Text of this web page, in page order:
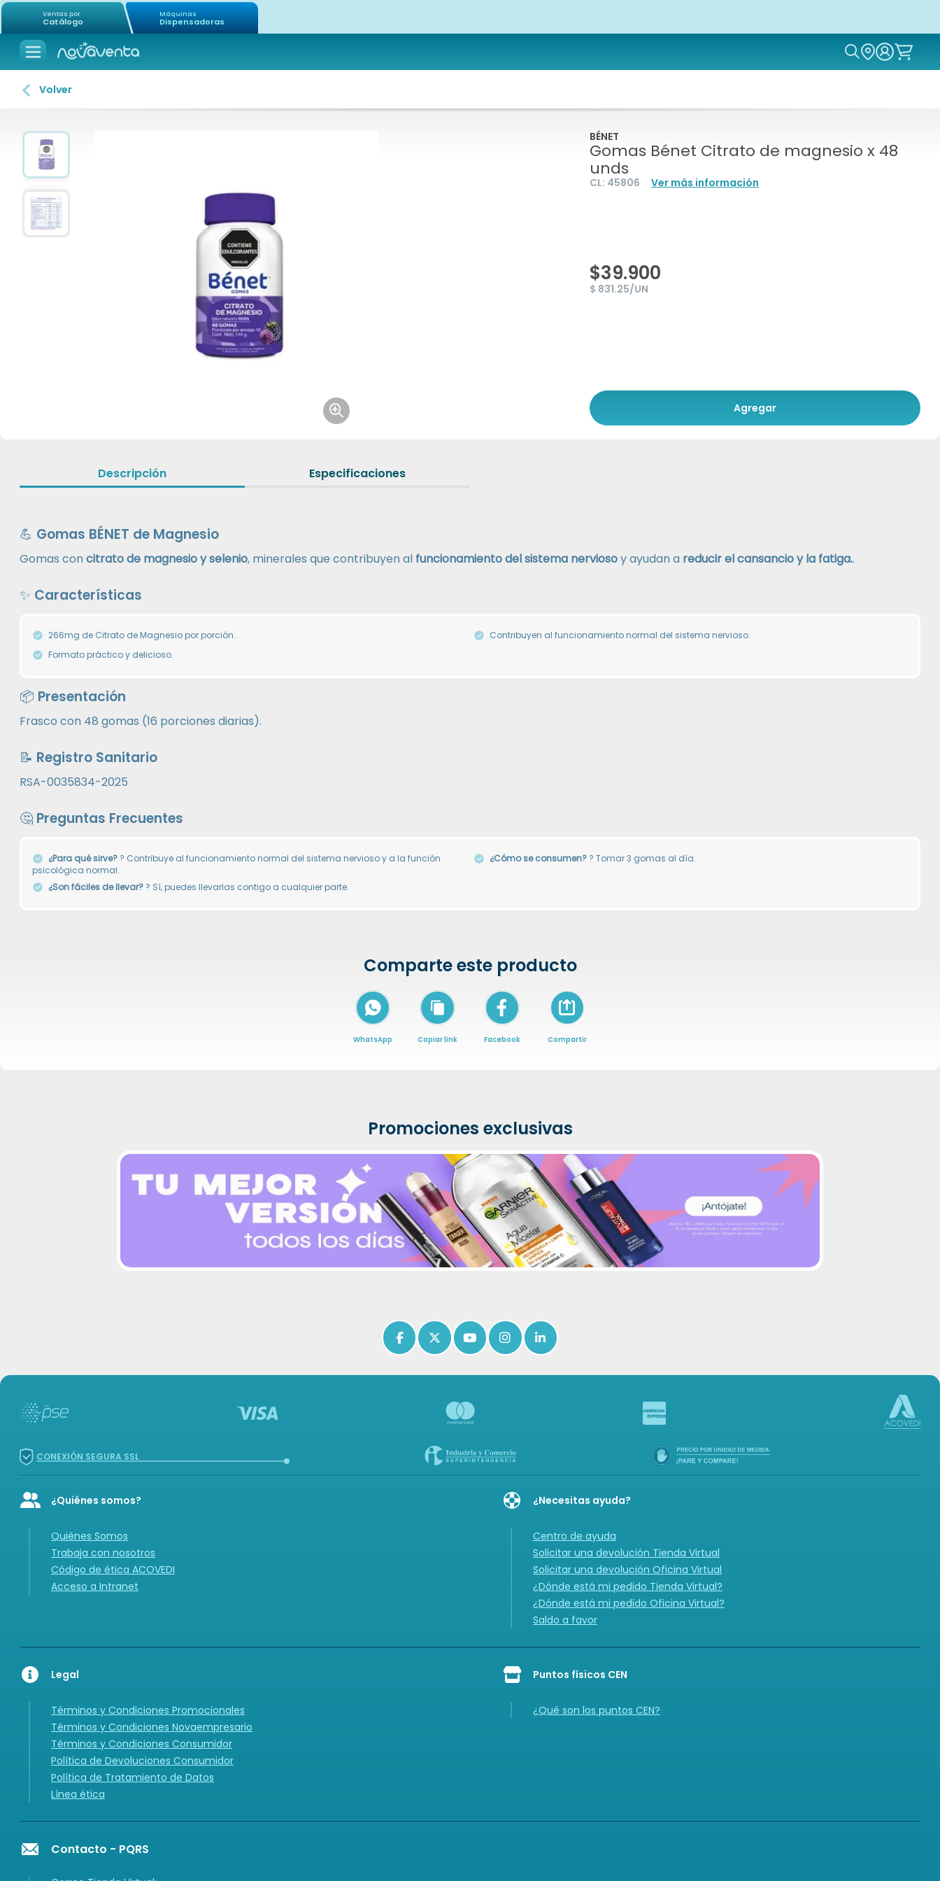
Ventas por
Catálogo
Máquinas
Dispensadoras
Icon of
Volver
Icon of magnifying-glass-plus
BÉNET
Gomas Bénet Citrato de magnesio x 48
unds
CL: 45806 Ver más información
$39.900
$ 831.25/UN
Agregar
Descripción Especificaciones
💪 Gomas BÉNET de Magnesio
Gomas concitrato de magnesio y selenio, minerales que contribuyen al funcionamiento del sistema nerviosoy ayudan a reducir el cansancio y la fatiga..
✨ Características
266mg de Citrato de Magnesio por porción.
Contribuyen al funcionamiento normal del sistema nervioso.
Formato práctico y delicioso.
📦 Presentación
Frasco con 48 gomas (16 porciones diarias).
📝 Registro Sanitario
RSA-0035834-2025
🤔 Preguntas Frecuentes
¿Para qué sirve? ? Contribuye al funcionamiento normal del sistema nervioso y a la función
psicológica normal.
¿Cómo se consumen? ? Tomar 3 gomas al día.
¿Son fáciles de llevar? ? Sí, puedes llevarlas contigo a cualquier parte.
Comparte este producto
WhatsApp Copiar link Facebook
Icon of arrow-up-from-square
Compartir
Promociones exclusivas
Icon of facebook-f
Icon of x-twitter
Icon of youtube
Icon of instagram
Icon of linkedin-in
CONEXIÓN SEGURA SSL
Icon of user-group
¿Quiénes somos?
Quiénes Somos
Trabaja con nosotros
Código de ética ACOVEDI
Acceso a Intranet
¿Necesitas ayuda?
Centro de ayuda
Solicitar una devolución Tienda Virtual
Solicitar una devolución Oficina Virtual
¿Dónde está mi pedido Tienda Virtual?
¿Dónde está mi pedido Oficina Virtual?
Saldo a favor
Icon of store
Puntos físicos CEN
¿Qué son los puntos CEN?
Legal
Términos y Condiciones Promocionales
Términos y Condiciones Novaempresario
Términos y Condiciones Consumidor
Política de Devoluciones Consumidor
Política de Tratamiento de Datos
Línea ética
Contacto - PQRS